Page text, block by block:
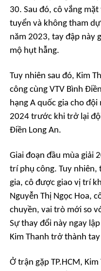
30. Sau đó, cô vắng
tuyển và không tham dự
năm 2023, tay đập này
mộ hụt hẫng.
Tuy nhiên sau đó, Kim
công cùng VTV Bình
hạng A quốc gia cho đội
2024 trước khi trở lại
Điền Long An.
Giai đoạn đầu mùa giải
trí phụ công. Tuy nhiên,
gia, cô được giao vị trí
Nguyễn Thị Ngọc Hoa,
chuyền, vai trò mới so
Sự thay đổi này ngay
Kim Thanh trở thành
Ở trận gặp TP.HCM,